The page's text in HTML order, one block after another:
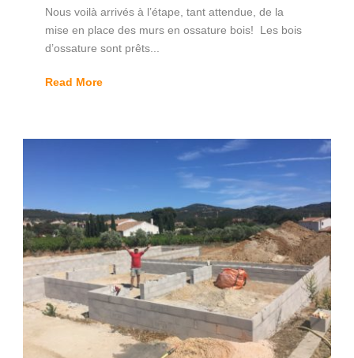
Nous voilà arrivés à l’étape, tant attendue, de la
mise en place des murs en ossature bois! Les bois
d’ossature sont prêts...
Read More